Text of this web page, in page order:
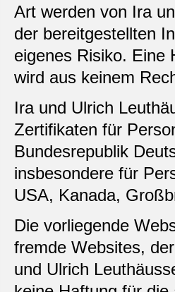
Art werden von Ira
der bereitgestellten
eigenes Risiko. Eine
wird aus keinem
Ira und Ulrich
Zertifikaten für
Bundesrepublik
insbesondere für
USA, Kanada,
Die vorliegende
fremde Websites,
und Ulrich